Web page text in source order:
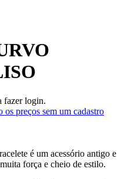
fazer login.
preços sem um cadastro
é um acessório antigo e
força e cheio de estilo.